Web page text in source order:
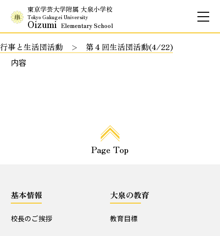
東京学芸大学附属 大泉小学校
Tokyo Gakugei University
Oizumi Elementary School
お問合せ アクセス English
学校理念
基本情報
行事と生活団活動
第４回生活団活動(4/22)
内容
Page Top
基本情報
校長のご挨拶
大泉の教育
教育目標